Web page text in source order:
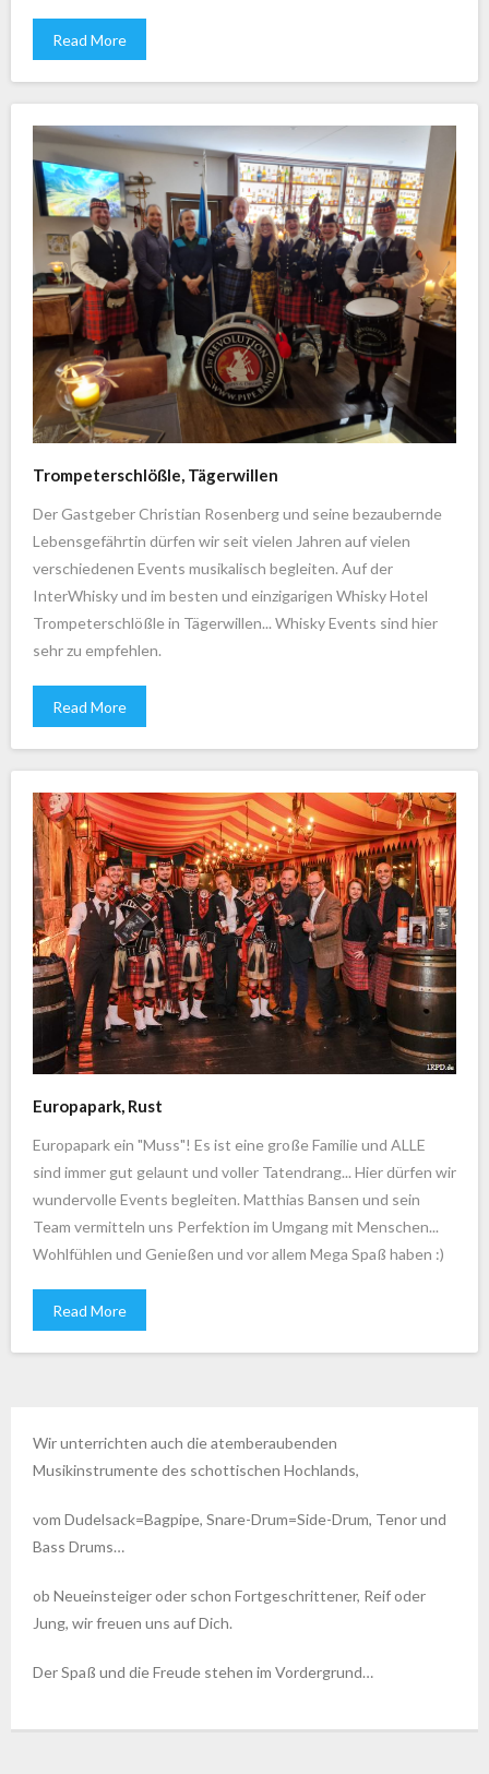
Read More
Trompeterschlößle, Tägerwillen
Der Gastgeber Christian Rosenberg und seine bezaubernde
Lebensgefährtin dürfen wir seit vielen Jahren auf vielen
verschiedenen Events musikalisch begleiten. Auf der
InterWhisky und im besten und einzigarigen Whisky Hotel
Trompeterschlößle in Tägerwillen... Whisky Events sind hier
sehr zu empfehlen.
Read More
Europapark, Rust
Europapark ein "Muss"! Es ist eine große Familie und ALLE
sind immer gut gelaunt und voller Tatendrang... Hier dürfen wir
wundervolle Events begleiten. Matthias Bansen und sein
Team vermitteln uns Perfektion im Umgang mit Menschen...
Wohlfühlen und Genießen und vor allem Mega Spaß haben :)
Read More
Wir unterrichten auch die atemberaubenden
Musikinstrumente des schottischen Hochlands,
vom Dudelsack=Bagpipe, Snare-Drum=Side-Drum, Tenor und
Bass Drums…
ob Neueinsteiger oder schon Fortgeschrittener, Reif oder
Jung, wir freuen uns auf Dich.
Der Spaß und die Freude stehen im Vordergrund…